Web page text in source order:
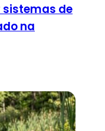
sistemas de
na